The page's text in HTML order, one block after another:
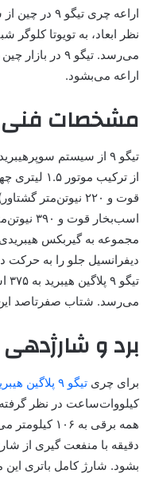
اراعه چری
می‌رسد. تیگو ۹
اراعه می‌بشود.
مشخصات فنی تیگو ۹
تیگو ۹ از سیستم
اسب‌بخار
مجموعه به گیربکس
دیفرانسیل جلو را به
می‌رسد. شتاب صفرتاصد این ماشین ۸.۸
برد و شارژدهی
برای چری تیگو ۹ پلاگین هیبرید
کیلووات‌ساعت در نظر